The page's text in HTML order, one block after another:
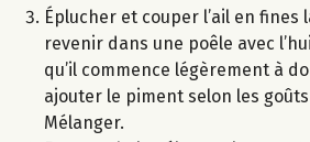
Éplucher et couper l’ail en fines
revenir dans une poêle avec
qu’il commence légèrement à
ajouter le piment selon les
Mélanger.